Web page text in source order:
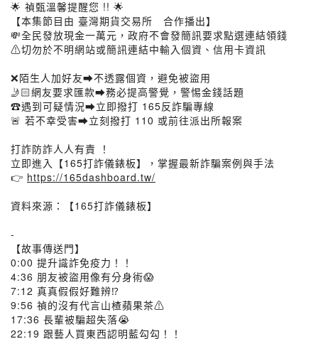
🌟 禎甄溫馨提醒您 !! 🌟
【本集節目由 臺灣期貨交易所 合作播出】
💸全民發放現金一萬元，政府不會發簡訊要求點選連結領錢
⚠️切勿於不明網站或簡訊連結中輸入個資、信用卡資訊
❌陌生人加好友➡️不透露個資，避免被盜用
🤳🏻網友要求匯款➡️務必提高警覺，警惕金錢話題
☎️遇到可疑情況➡️立即撥打 165反詐騙專線
🚨 ️若不幸受害➡️立刻撥打 110 或前往派出所報案
打詐防詐人人有責 ！
立即進入【165打詐儀錶板】，掌握最新詐騙案例與手法
👉 https://165dashboard.tw/
資料來源：【165打詐儀錶板】
-
【故事傳送門】
0:00 提升識詐免疫力！！
4:36 朋友被盜用像有分身術😱
7:12 真真假假好難辨⁉️
9:56 禎的沒有代言山楂蘋果茶⚠️
17:36 長輩被騙超失落😭
22:19 跟藝人買東西認明藍勾勾！！